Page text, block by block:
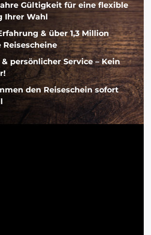
Gültigkeit für eine flexible
Ihrer Wahl
& über 1,3 Million
persönlicher Service – Kein
den Reiseschein sofort